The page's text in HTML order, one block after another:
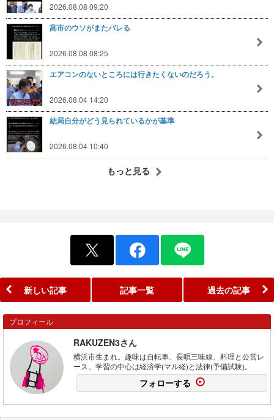
2026.08.08 09:20
高市のウソがまたバレる
2026.08.08 08:25
エアコンのないところには行きたくないのだろう。
2026.08.04 14:20
結局自分がどう見られているかが基準
2026.08.04 10:40
もっと見る
新しい記事 記事一覧 過去の記事
プロフィール
RAKUZEN3さん
横浜市生まれ。趣味は自転車、長唄三味線、料理と公営レ
ース。学習の中心は経済学(マル経)と法律(予備試験)。
フォローする